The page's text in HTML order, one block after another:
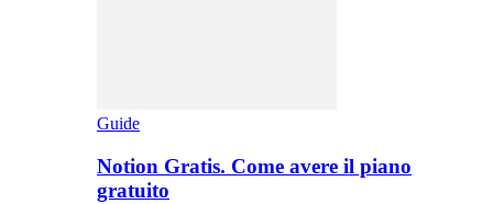
Guide
Notion Gratis. Come avere il piano
gratuito